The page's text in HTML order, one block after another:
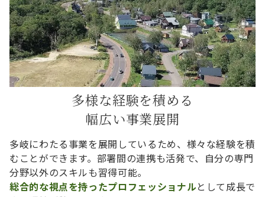
多様な経験を積める
幅広い事業展開
多岐にわたる事業を展開しているため、様々な経験を積
むことができます。部署間の連携も活発で、自分の専門
分野以外のスキルも習得可能。
総合的な視点を持ったプロフェッショナルとして成長で